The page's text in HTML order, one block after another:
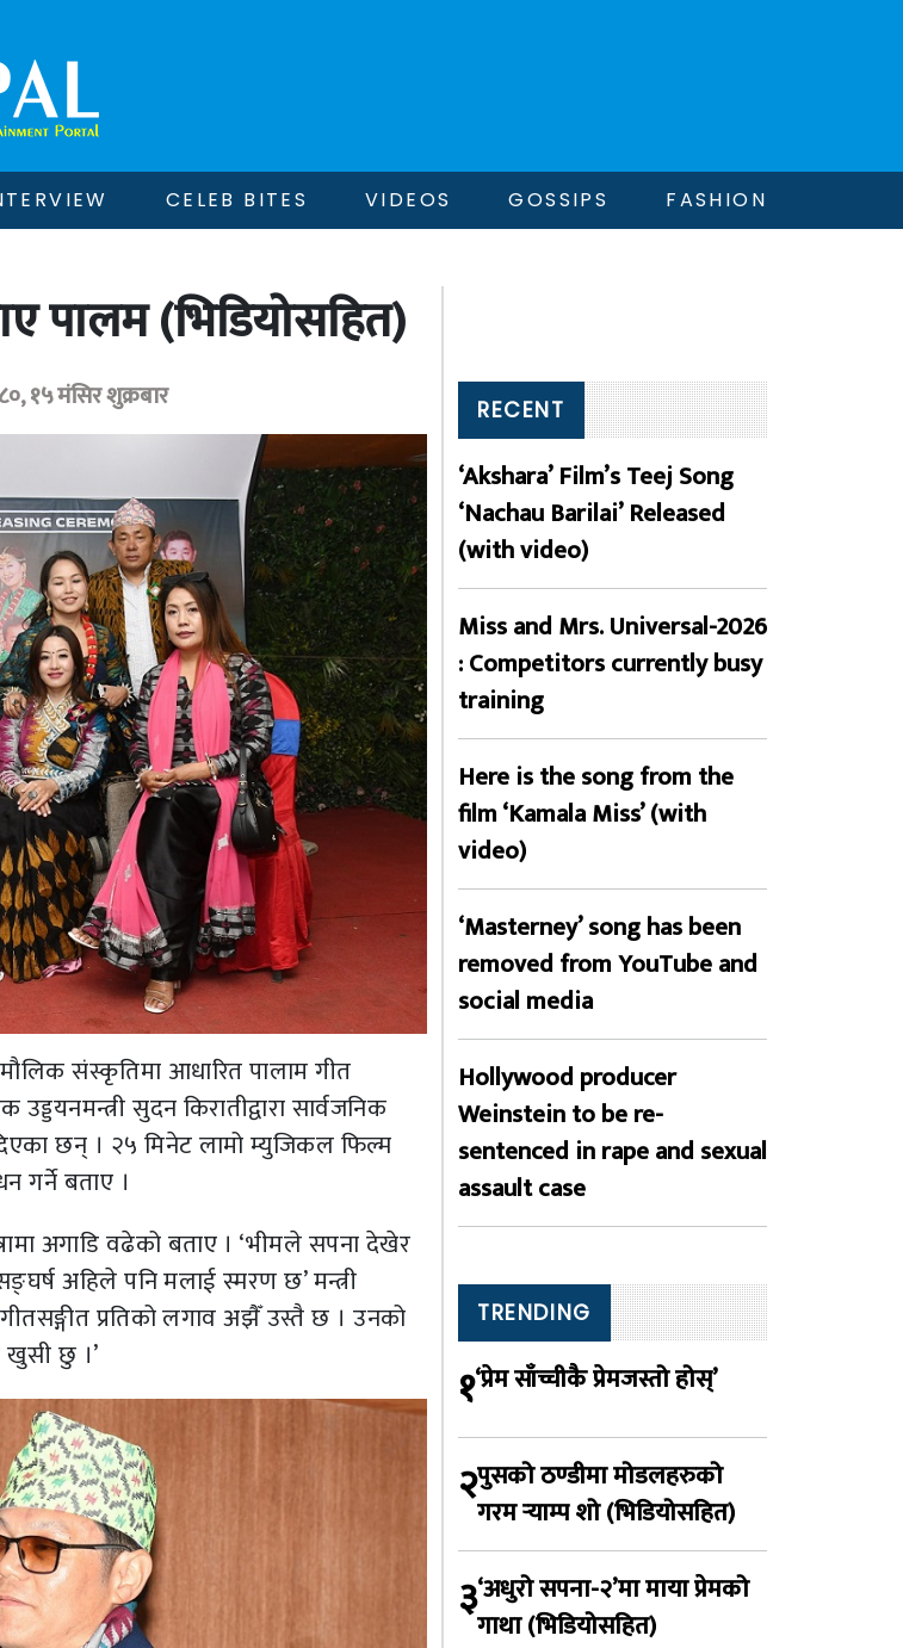
CELEB BITES VIDEOS GOSSIPS FASHION
पालम (भिडियोसहित)
१५ मंसिर शुक्रबार
संस्कृतिमा आधारित पालाम गीत
सुदन किरातीद्वारा सार्वजनिक
छन् । २५ मिनेट लामो म्युजिकल फिल्म
गर्ने बताए ।
अगाडि वढेको बताए । ‘भीमले सपना देखेर
अहिले पनि मलाई स्मरण छ’ मन्त्री
प्रतिको लगाव अझैँ उस्तै छ । उनको
खुसी छु ।’
RECENT
‘Akshara’ Film’s Teej Song
‘Nachau Barilai’ Released
(with video)
Miss and Mrs. Universal-2026
: Competitors currently busy
training
Here is the song from the
film ‘Kamala Miss’ (with
video)
‘Masterney’ song has been
removed from YouTube and
social media
Hollywood producer
Weinstein to be re-
sentenced in rape and sexual
assault case
TRENDING
१‘प्रेम साँच्चीकै प्रेमजस्तो होस्’
२पुसको ठण्डीमा मोडलहरुको
गरम र्‍याम्प शो (भिडियोसहित)
३‘अधुरो सपना-२’मा माया प्रेमको
गाथा (भिडियोसहित)